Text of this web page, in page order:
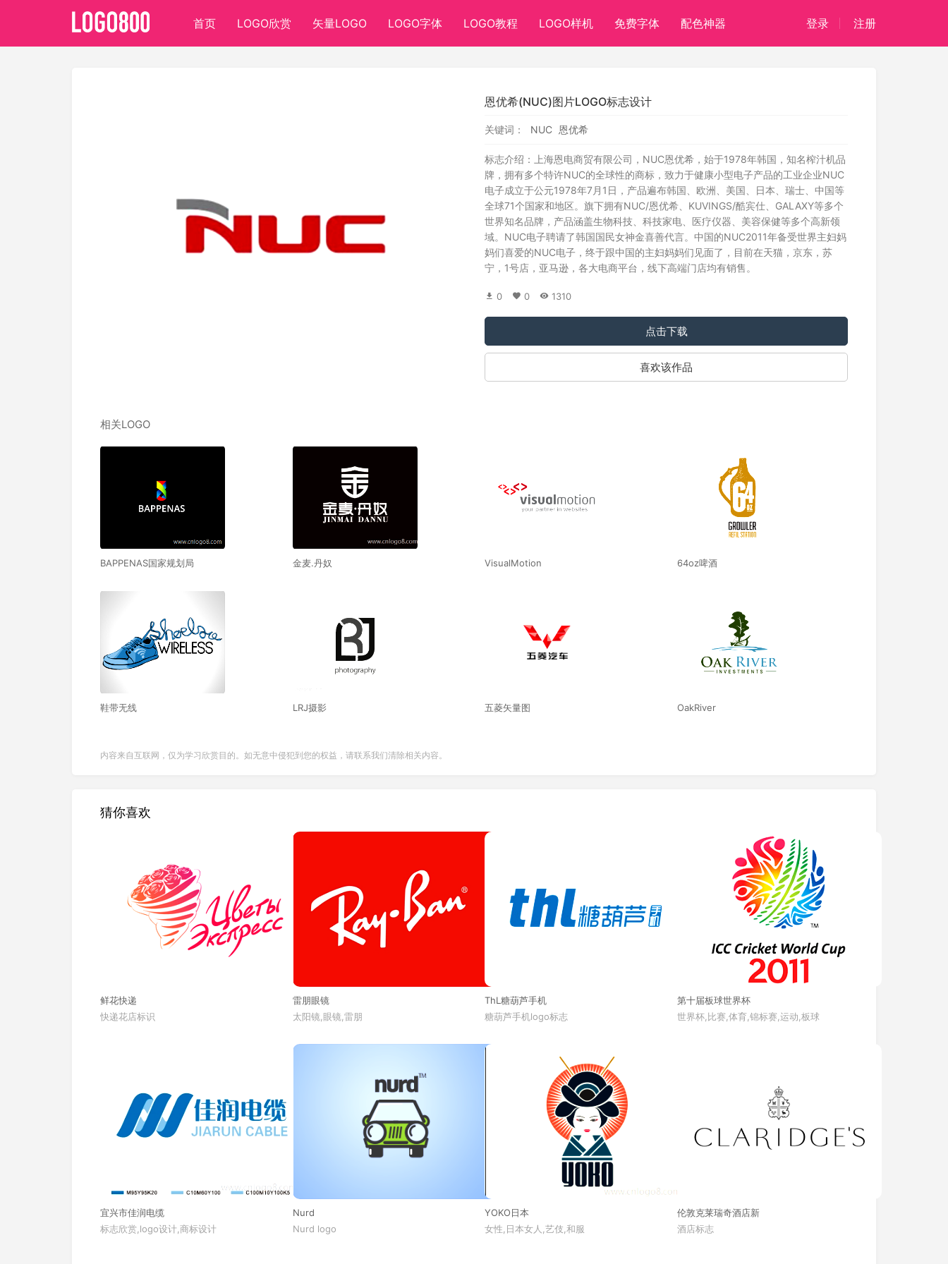
首页 LOGO欣赏 矢量LOGO LOGO字体 LOGO教程 LOGO样机 免费字体 配色神器 登录 注册
恩优希(NUC)图片LOGO标志设计
关键词： NUC 恩优希
标志介绍：上海恩电商贸有限公司，NUC恩优希，始于1978年韩国，知名榨汁机品
牌，拥有多个特许NUC的全球性的商标，致力于健康小型电子产品的工业企业NUC
电子成立于公元1978年7月1日，产品遍布韩国、欧洲、美国、日本、瑞士、中国等
全球71个国家和地区。旗下拥有NUC/恩优希、KUVINGS/酷宾仕、GALAXY等多个
世界知名品牌，产品涵盖生物科技、科技家电、医疗仪器、美容保健等多个高新领
域。NUC电子聘请了韩国国民女神金喜善代言。中国的NUC2011年备受世界主妇妈
妈们喜爱的NUC电子，终于跟中国的主妇妈妈们见面了，目前在天猫，京东，苏
宁，1号店，亚马逊，各大电商平台，线下高端门店均有销售。
0 0 1310
点击下载
喜欢该作品
相关LOGO
BAPPENAS国家规划局 金麦.丹奴 VisualMotion 64oz啤酒
鞋带无线 LRJ摄影 五菱矢量图 OakRiver
内容来自互联网，仅为学习欣赏目的。如无意中侵犯到您的权益，请联系我们清除相关内容。
猜你喜欢
鲜花快递
快递花店标识
雷朋眼镜
太阳镜,眼镜,雷朋
ThL糖葫芦手机
糖葫芦手机logo标志
第十届板球世界杯
世界杯,比赛,体育,锦标赛,运动,板球
宜兴市佳润电缆
标志欣赏,logo设计,商标设计
Nurd
Nurd logo
YOKO日本
女性,日本女人,艺伎,和服
伦敦克莱瑞奇酒店新
酒店标志